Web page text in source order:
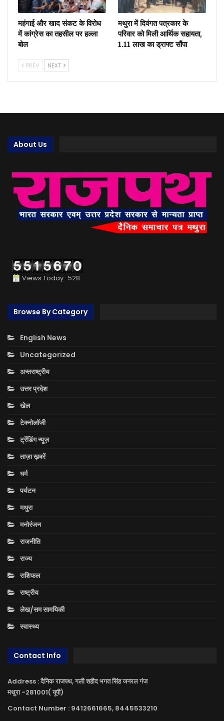
महंगाई और खाद संकट के विरोध
में कांग्रेस का तहसील पर हल्ला
बोल
मथुरा में दिवंगत पत्रकार के
परिवार को मिली आर्थिक सहायता,
1.11 लाख का ड्राफ्ट सौंपा
PREV NEXT
About Us
Views Today : 528
Browse By Category
English News
Uncategorized
अन्तराष्ट्रीय
उत्तर प्रदेश
खेल
टेक्नोलॉजी
ट्रेंडिंग न्यूज़
ताज़ा ख़बरें
धर्म
पर्यटन
मथुरा
मनोरंजन
राजनीति
राज्य
राशिफल
राष्ट्रीय
लेख/सम सामयिकी
स्वास्थ्य
Contact Info
Address : दैनिक राजपथ, गली शहीद भगत सिंह जनरल गंज
मथुरा -281001( यूपी)
Contact Number : 9412661665, 8445533210